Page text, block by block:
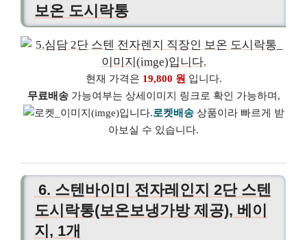
보온 도시락통
현재 가격은 19,800 원 입니다.
무료배송가능여부는 상세이미지 링크로 확인 가능하며,
로켓배송상품이라 빠르게 받
아보실 수 있습니다.
6. 스텐바이미 전자레인지 2단 스텐
도시락통(보온보냉가방 제공), 베이
지, 1개